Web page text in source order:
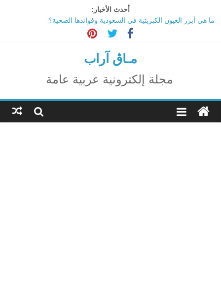
أحدث الأخبار:
ما هي أبرز العيون الكبريتية في السعودية وفوائدها الصحية؟
تاثير تقنية الميتافيرس على المجتمع
اكتشاف مدينة ضخمة تحت أهرامات الجيزة.. حقيقة أم خيال؟
ترامب: تقدم deepSeek الصينية في الذكاء الاصطناعي جرس إنذار
مـاڨ آراب
مجلة إلكترونية عربية عامة